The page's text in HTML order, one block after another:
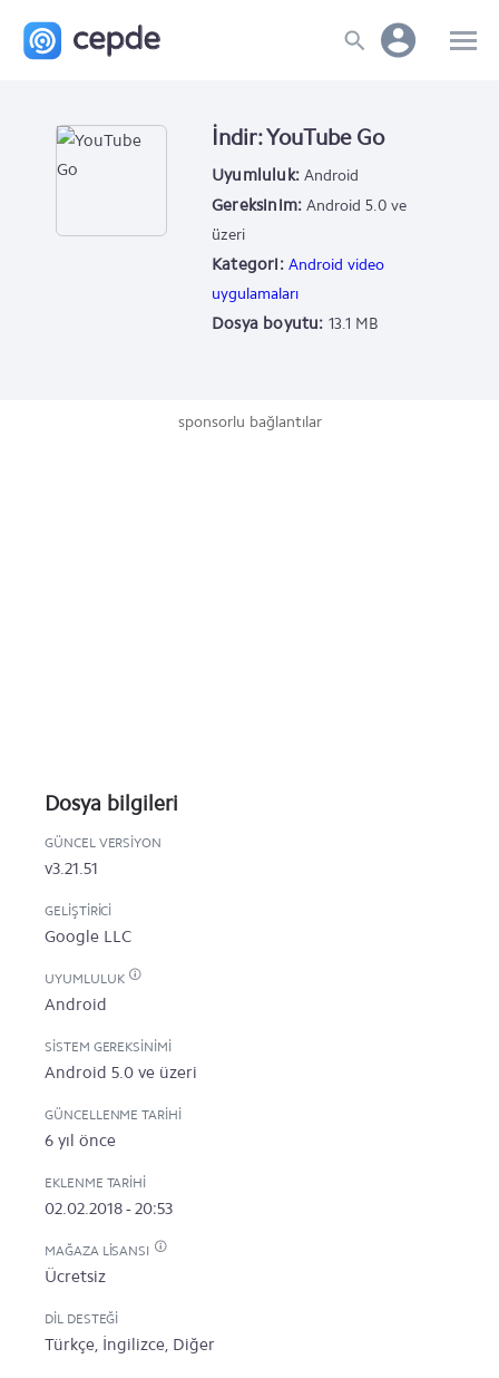
İndir: YouTube Go
Uyumluluk: Android
Gereksinim: Android 5.0 ve
üzeri
Kategori: Android video
uygulamaları
Dosya boyutu: 13.1 MB
sponsorlu bağlantılar
Dosya bilgileri
GÜNCEL VERSIYON
v3.21.51
GELIŞTIRICI
Google LLC
UYUMLULUK
Android
SISTEM GEREKSINIMI
Android 5.0 ve üzeri
GÜNCELLENME TARIHI
6 yıl önce
EKLENME TARIHI
02.02.2018 - 20:53
MAĞAZA LISANSI
Ücretsiz
DIL DESTEĞI
Türkçe, İngilizce, Diğer